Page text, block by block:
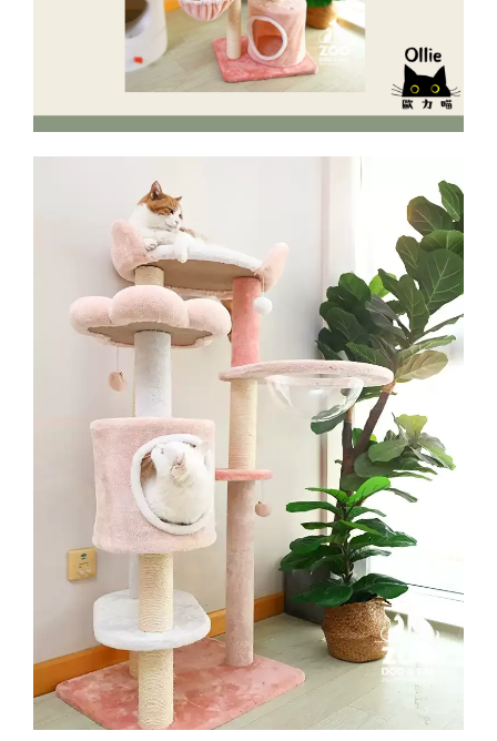
寵物除臭噴霧 貓尿、狗尿除臭 日本專利柿子單寧 真正
薰衣草香調
NT$ 390
- +
加入購物車